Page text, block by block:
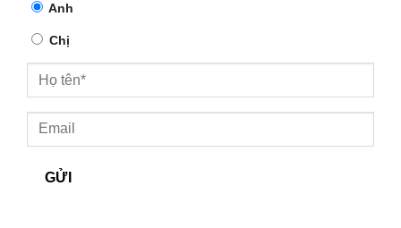
Anh
Chị
GỬI